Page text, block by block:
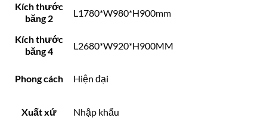
Kích thước
băng 2
L1780*W980*H900mm
Kích thước
băng 4
L2680*W920*H900MM
Phong cách Hiện đại
Xuất xứ Nhập khẩu